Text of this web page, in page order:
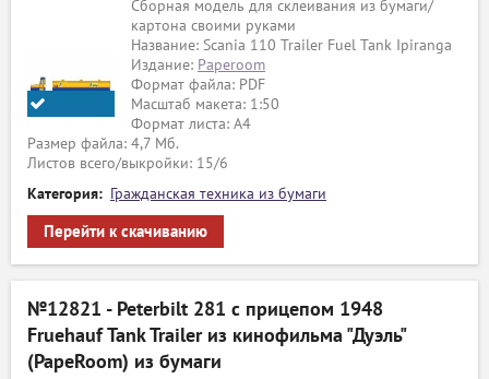
Сборная модель для склеивания из бумаги/
картона своими руками
Название: Scania 110 Trailer Fuel Tank Ipiranga
Издание: Paperoom
Формат файла: PDF
Масштаб макета: 1:50
Формат листа: A4
Размер файла: 4,7 Мб.
Листов всего/выкройки: 15/6
Категория: Гражданская техника из бумаги
Перейти к скачиванию
№12821 - Peterbilt 281 с прицепом 1948
Fruehauf Tank Trailer из кинофильма "Дуэль"
(PapeRoom) из бумаги